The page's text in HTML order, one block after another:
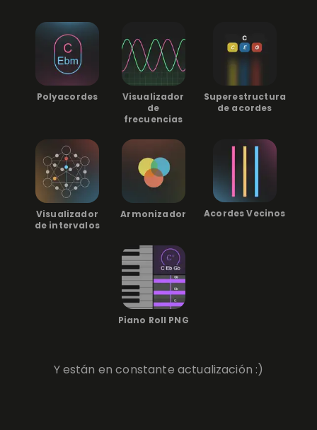
Polyacordes
Visualizador
de
frecuencias
Superestructura
de acordes
Visualizador
de intervalos
Armonizador Acordes Vecinos
Piano Roll PNG
Y están en constante actualización :)